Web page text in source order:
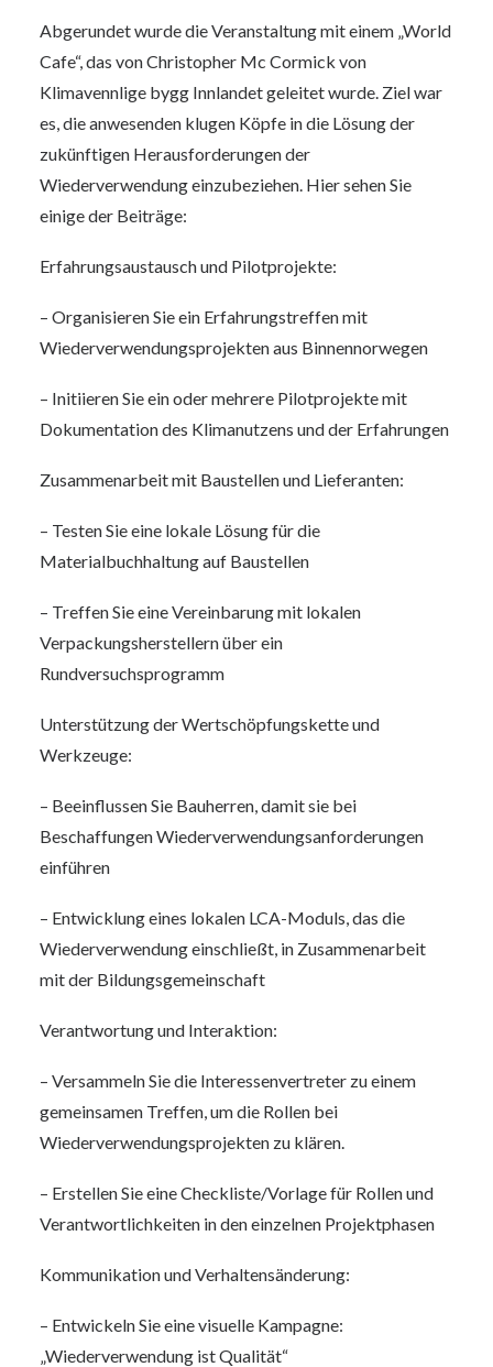
Abgerundet wurde die Veranstaltung mit einem „World
Cafe“, das von Christopher Mc Cormick von
Klimavennlige bygg Innlandet geleitet wurde. Ziel war
es, die anwesenden klugen Köpfe in die Lösung der
zukünftigen Herausforderungen der
Wiederverwendung einzubeziehen. Hier sehen Sie
einige der Beiträge:
Erfahrungsaustausch und Pilotprojekte:
– Organisieren Sie ein Erfahrungstreffen mit
Wiederverwendungsprojekten aus Binnennorwegen
– Initiieren Sie ein oder mehrere Pilotprojekte mit
Dokumentation des Klimanutzens und der Erfahrungen
Zusammenarbeit mit Baustellen und Lieferanten:
– Testen Sie eine lokale Lösung für die
Materialbuchhaltung auf Baustellen
– Treffen Sie eine Vereinbarung mit lokalen
Verpackungsherstellern über ein
Rundversuchsprogramm
Unterstützung der Wertschöpfungskette und
Werkzeuge:
– Beeinflussen Sie Bauherren, damit sie bei
Beschaffungen Wiederverwendungsanforderungen
einführen
– Entwicklung eines lokalen LCA-Moduls, das die
Wiederverwendung einschließt, in Zusammenarbeit
mit der Bildungsgemeinschaft
Verantwortung und Interaktion:
– Versammeln Sie die Interessenvertreter zu einem
gemeinsamen Treffen, um die Rollen bei
Wiederverwendungsprojekten zu klären.
– Erstellen Sie eine Checkliste/Vorlage für Rollen und
Verantwortlichkeiten in den einzelnen Projektphasen
Kommunikation und Verhaltensänderung:
– Entwickeln Sie eine visuelle Kampagne:
„Wiederverwendung ist Qualität“